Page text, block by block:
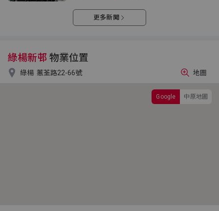
更多新聞
綠楊新邨 物業位置
 綠楊 蕙荃路22-66號
Google 中原地圖
地圖